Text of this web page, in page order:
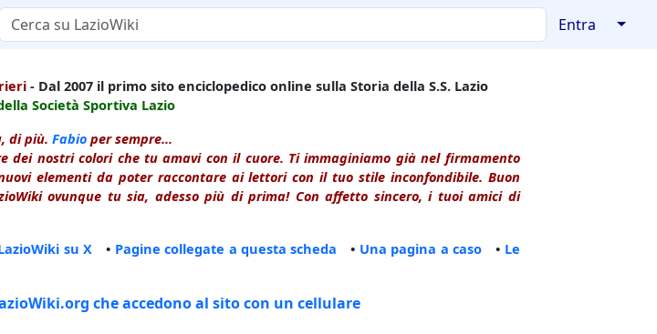
Entra ↓
- Dal 2007 il primo sito enciclopedico online sulla Storia della S.S. Lazio
Società Sportiva Lazio
di più. Fabio per sempre...
dei nostri colori che tu amavi con il cuore. Ti immaginiamo già nel firmamento
elementi da poter raccontare ai lettori con il tuo stile inconfondibile. Buon
ovunque tu sia, adesso più di prima! Con affetto sincero, i tuoi amici di
su X • Pagine collegate a questa scheda • Una pagina a caso • Le
che accedono al sito con un cellulare